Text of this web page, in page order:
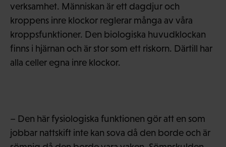
verksamhet. Människan är ett dagdjur och
kroppens inre klockor reglerar många av våra
kroppsfunktioner. Den biologiska huvudklockan
finns i hjärnan och är stor som ett riskorn. Därtill har
alla celler egna inre klockor.
– Den här fysiologiska funktionen gör att en som
jobbar nattskift inte kan sova då den borde och är